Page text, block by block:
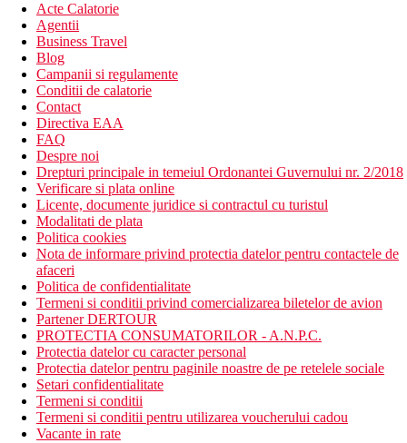
Acte Calatorie
Agentii
Business Travel
Blog
Campanii si regulamente
Conditii de calatorie
Contact
Directiva EAA
FAQ
Despre noi
Drepturi principale in temeiul Ordonantei Guvernului nr. 2/2018
Verificare si plata online
Licente, documente juridice si contractul cu turistul
Modalitati de plata
Politica cookies
Nota de informare privind protectia datelor pentru contactele de
afaceri
Politica de confidentialitate
Termeni si conditii privind comercializarea biletelor de avion
Partener DERTOUR
PROTECTIA CONSUMATORILOR - A.N.P.C.
Protectia datelor cu caracter personal
Protectia datelor pentru paginile noastre de pe retelele sociale
Setari confidentialitate
Termeni si conditii
Termeni si conditii pentru utilizarea voucherului cadou
Vacante in rate